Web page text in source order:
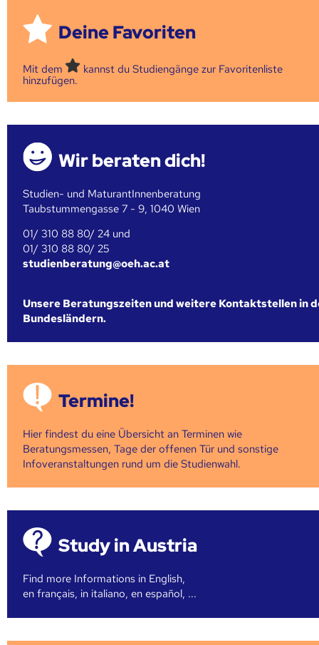
Deine Favoriten
Mit dem
kannst du Studiengänge zur Favoritenliste
hinzufügen.
Wir beraten dich!
Studien- und MaturantInnenberatung
Taubstummengasse 7 - 9, 1040 Wien
01/ 310 88 80/ 24 und
01/ 310 88 80/ 25
studienberatung@oeh.ac.at
Unsere Beratungszeiten und weitere Kontaktstellen in
Bundesländern.
Termine!
Hier findest du eine Übersicht an Terminen wie
Beratungsmessen, Tage der offenen Tür und sonstige
Infoveranstaltungen rund um die Studienwahl.
Study in Austria
Find more Informations in English,
en français, in italiano, en español, ...